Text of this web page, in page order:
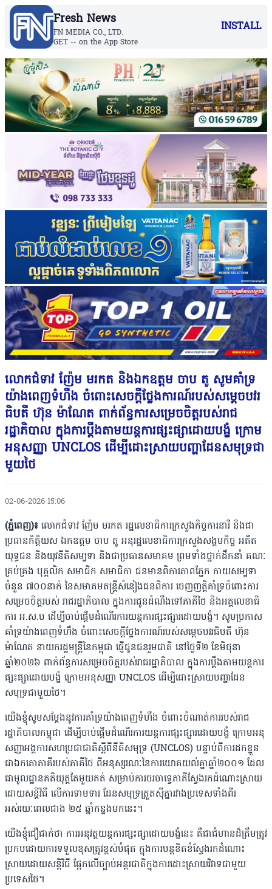
Fresh News
FN MEDIA CO., LTD.
GET -- on the App Store
INSTALL
លោកជំទាវ ញ៉ែម មរកត និងឯកឧត្តម ចាប តូ សូមគាំទ្រ
យ៉ាងពេញទំហឹង ចំពោះសេចក្តីថ្លែងការណ៍របស់សម្តេចបវរ
ធិបតី ហ៊ុន ម៉ាណែត ពាក់ព័ន្ធការសម្រេចចិត្តរបស់រាជ
រដ្ឋាភិបាល ក្នុងការប្តឹងតាមយន្តការផ្សះផ្សាដោយបង្ខំ ក្រោម
អនុសញ្ញា UNCLOS ដើម្បីដោះស្រាយបញ្ហាដែនសមុទ្រជា
មួយថៃ
02-06-2026 15:06
(ភ្នំពេញ)៖ លោកជំទាវ ញ៉ែម មរកត រដ្ឋលេខាធិការក្រសួងកិច្ចការនារី និងជា
ប្រធានកិត្តិយស ឯកឧត្តម ចាប តូ អនុរដ្ឋលេខាធិការក្រសួងសង្គមកិច្ច អតីត
យុទ្ធជន និងយុវនីតិសម្បទា និងជាប្រធានសមាគម ព្រមទាំងថ្នាក់ដឹកនាំ គណៈ
គ្រប់គ្រង បុគ្គលិក សមាជិក សមាជិកា ជនមានពិការភាពភ្នែក កាយសម្បទា
ចំនួន ៧០០នាក់ នៃសមាគមតន្រ្តីសំនៀងជនពិការ ចេញញត្តិគាំទ្រចំពោះការ
សម្រេចចិត្តរបស់ រាជរដ្ឋាភិបាល ក្នុងការជូនដំណឹងទៅភាគីថៃ និងអគ្គលេខាធិ
ការ អ.ស.ប ដើម្បីចាប់ផ្តើមដំណើរការយន្តការផ្សះផ្សារដោយបង្ខំ។ សូមប្រកាស
គាំទ្រយ៉ាងពេញទំហឹង ចំពោះសេចក្តីថ្លែងការណ៍របស់សម្តេចបវរធិបតី ហ៊ុន
ម៉ាណែត នាយករដ្ឋមន្ត្រីនៃកម្ពុជា ផ្ញើជូនជនរួមជាតិ ​នៅថ្ងៃទី២ ខែមិថុនា
ឆ្នាំ២០២៦ ពាក់ព័ន្ធការសម្រេចចិត្តរបស់រាជរដ្ឋាភិបាល ក្នុងការប្តឹងតាមយន្តការ
ផ្សះផ្សាដោយបង្ខំ ក្រោមអនុសញ្ញា UNCLOS ដើម្បីដោះស្រាយបញ្ហាដែន
សមុទ្រជាមួយថៃ។
យើងខ្ញុំសូមសម្តែងនូវការគាំទ្រយ៉ាងពេញទំហឹង ចំពោះចំណាត់ការរបស់រាជ
រដ្ឋាភិបាលកម្ពុជា ដើម្បីចាប់ផ្តើមដំណើរការយន្តការផ្សះផ្សារដោយបង្ខំ ក្រោមអនុ
សញ្ញាអង្គការសហប្រជាជាតិស្តីពីនីតិសមុទ្រ (UNCLOS) បន្ទាប់ពីការដកខ្លួន
ជាឯកតោភាគីរបស់ភាគីថៃ ពីអនុស្សរណៈនៃការយោគយល់គ្នាឆ្នាំ២០០១ ដែល
ជាមូលដ្ឋានគតិយុត្តតែមួយគត់ សម្រាប់ការចរចាទ្វេភាគីស្វែងរកដំណោះស្រាយ
ដោយសន្តិវិធី លើការទាមទារ ដែនសមុទ្រត្រួតស៊ីគ្នារវាងប្រទេសទាំងពីរ
អស់រយៈពេលជាង ២៥ ឆ្នាំកន្លងមកនេះ។
យើងខ្ញុំជឿជាក់ថា ការអនុវត្តយន្តការផ្សះផ្សាដោយបង្ខំនេះ គឺជាជំហានដ៏ត្រឹមត្រូវ
ប្រកបដោយការទទួលខុសត្រូវខ្ពស់បំផុត ក្នុងការបន្តខិតខំស្វែងរកដំណោះ
ស្រាយដោយសន្តិវិធី ផ្អែកលើច្បាប់អន្តរជាតិក្នុងការដោះស្រាយវិវាទជាមួយ
ប្រទេសថៃ។